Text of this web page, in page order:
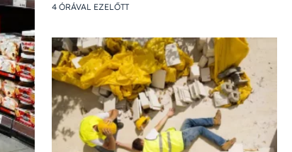
4 ÓRÁVAL EZELŐTT